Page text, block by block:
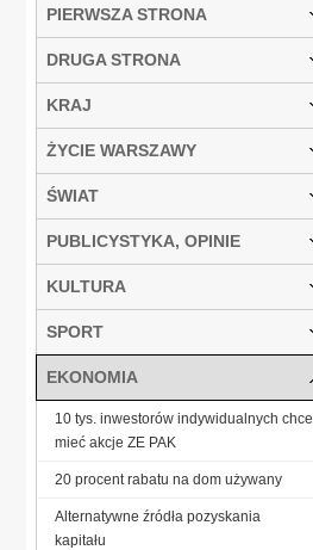
PIERWSZA STRONA
DRUGA STRONA
KRAJ
ŻYCIE WARSZAWY
ŚWIAT
PUBLICYSTYKA, OPINIE
KULTURA
SPORT
EKONOMIA
10 tys. inwestorów indywidualnych chce
mieć akcje ZE PAK
20 procent rabatu na dom używany
Alternatywne źródła pozyskania
kapitału